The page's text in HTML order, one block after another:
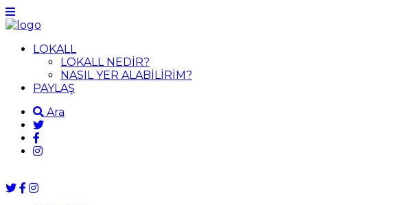
LOKALL
LOKALL NEDİR?
NASIL YER ALABİLİRİM?
PAYLAŞ
Ara